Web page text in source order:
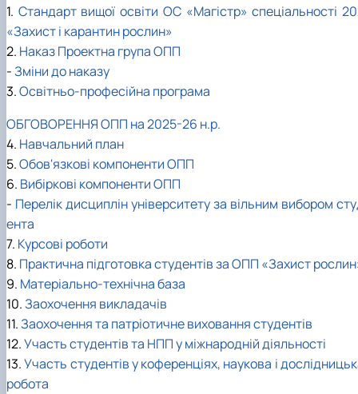
1. Стандарт вищої освіти ОС «Магістр» спеціальності
«Захист і карантин рослин»
2. Наказ Проектна група ОПП
-Зміни до наказу
3.Освітньо-професійна програма
ОБГОВОРЕННЯ ОПП на 2025-26 н.р.
4. Навчальний план
5.Обов'язкові компоненти ОПП
6. Вибіркові компоненти ОПП
- Перелік дисциплін університету за вільним вибором
ента
7. Курсові роботи
8. Практична підготовка студентів за ОПП «Захист
9. Матеріально-технічна база
10.Заохочення викладачів
11.Заохочення та патріотичне виховання студентів
12.Участь студентів та НПП у міжнародній діяльності
13.Участь студентів у коференціях, наукова і
робота